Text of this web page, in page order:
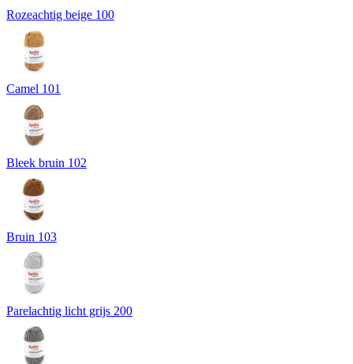
Rozeachtig beige 100
Camel 101
Bleek bruin 102
Bruin 103
Parelachtig licht grijs 200